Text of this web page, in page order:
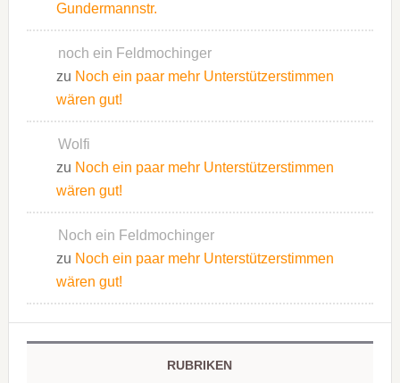
Gundermannstr.
noch ein Feldmochinger
zu Noch ein paar mehr Unterstützerstimmen
wären gut!
Wolfi
zu Noch ein paar mehr Unterstützerstimmen
wären gut!
Noch ein Feldmochinger
zu Noch ein paar mehr Unterstützerstimmen
wären gut!
RUBRIKEN